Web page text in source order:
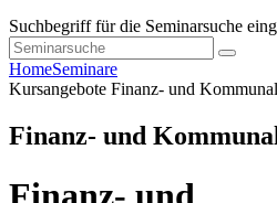
Suchbegriff für die Seminarsuche
HomeSeminare
Kursangebote Finanz- und
Finanz- und
Finanz- und